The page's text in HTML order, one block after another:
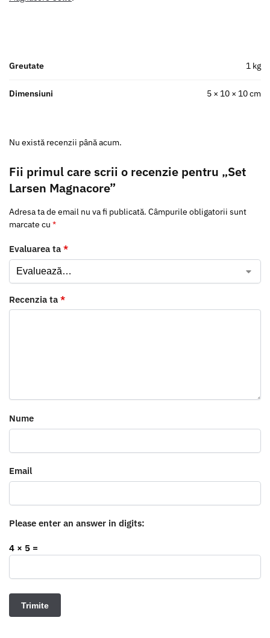
Greutate 1 kg
Dimensiuni 5 × 10 × 10 cm
Nu există recenzii până acum.
Fii primul care scrii o recenzie pentru „Set
Larsen Magnacore”
Adresa ta de email nu va fi publicată. Câmpurile obligatorii sunt
marcate cu *
Evaluarea ta *
Recenzia ta *
Nume
Email
Please enter an answer in digits:
4 × 5 =